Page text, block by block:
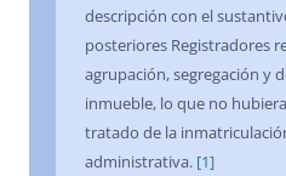
descripción con el
posteriores Registradores
agrupación, segregación y
inmueble, lo que no
tratado de la
administrativa. [1]